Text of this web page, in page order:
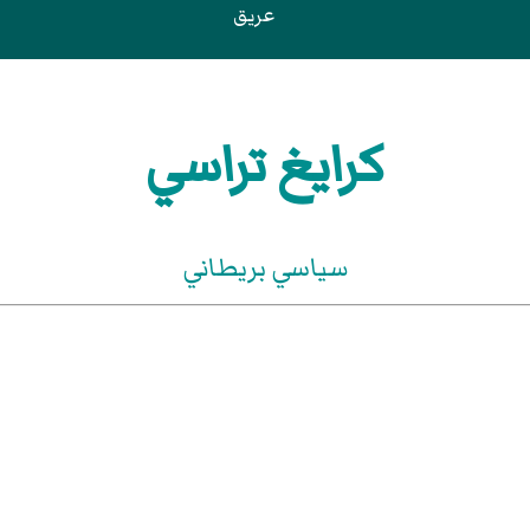
عريق
كرايغ تراسي
سياسي بريطاني